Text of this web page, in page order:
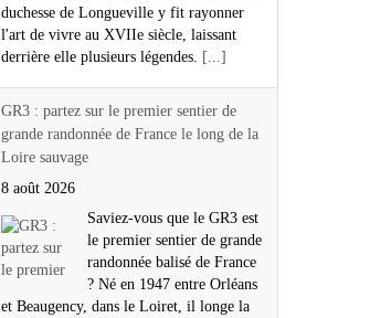
duchesse de Longueville y fit rayonner
l'art de vivre au XVIIe siècle, laissant
derrière elle plusieurs légendes.
[...]
GR3 : partez sur le premier sentier de
grande randonnée de France le long de la
Loire sauvage
8 août 2026
Saviez-vous que le GR3 est
le premier sentier de grande
randonnée balisé de France
? Né en 1947 entre Orléans
et Beaugency, dans le Loiret, il longe la